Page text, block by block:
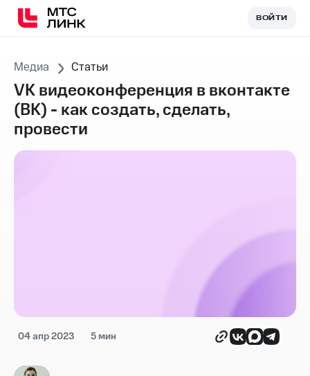
ВОЙТИВОЙТИ
Медиа Статьи
VK видеоконференция в вконтакте
(ВК) - как создать, сделать,
провести
04 апр 2023 5 мин